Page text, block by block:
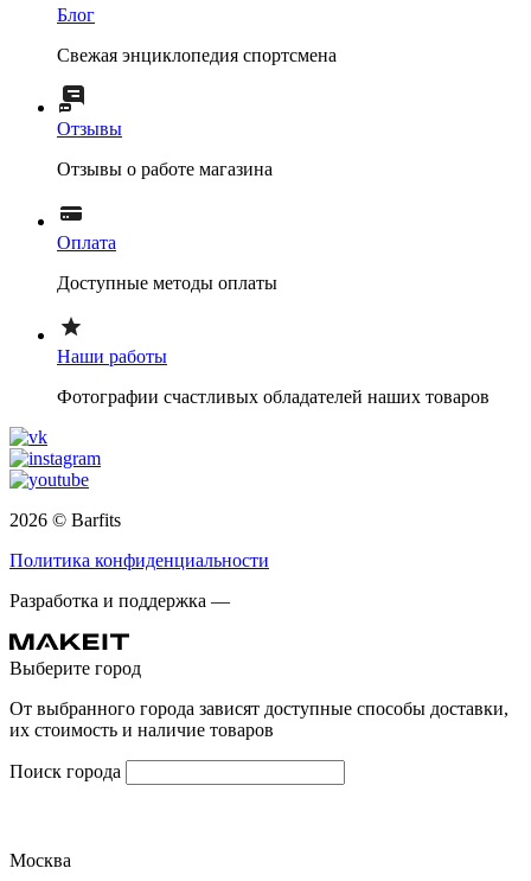
Блог
Свежая энциклопедия спортсмена
Отзывы
Отзывы о работе магазина
Оплата
Доступные методы оплаты
Наши работы
Фотографии счастливых обладателей наших товаров
2026 © Barfits
Политика конфиденциальности
Разработка и поддержка —
Выберите город
От выбранного города зависят доступные способы доставки,
их стоимость и наличие товаров
Поиск города
Москва